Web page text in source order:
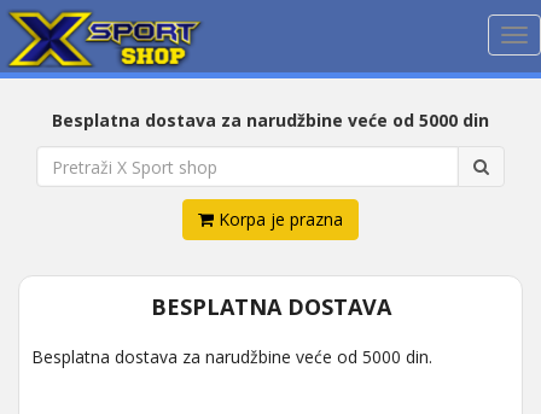
Besplatna dostava za narudžbine veće od 5000 din
Korpa je prazna
BESPLATNA DOSTAVA
Besplatna dostava za narudžbine veće od 5000 din.